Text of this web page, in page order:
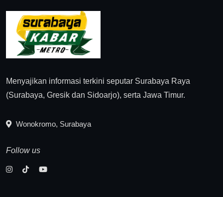
Menyajikan informasi terkini seputar Surabaya Raya
(Surabaya, Gresik dan Sidoarjo), serta Jawa Timur.
Wonokromo, Surabaya
Follow us